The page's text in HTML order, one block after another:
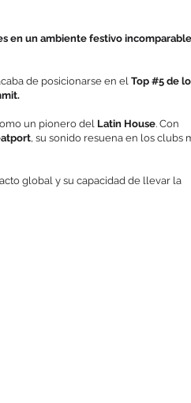
en un ambiente festivo
de posicionarse en elTop #5 de
un pionero del Latin House. Con
, su sonido resuena en los clubs
global y su capacidad de llevar la